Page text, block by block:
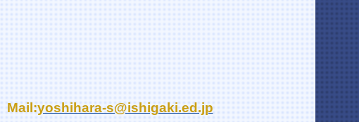
Mail:yoshihara-s@ishigaki.ed.jp